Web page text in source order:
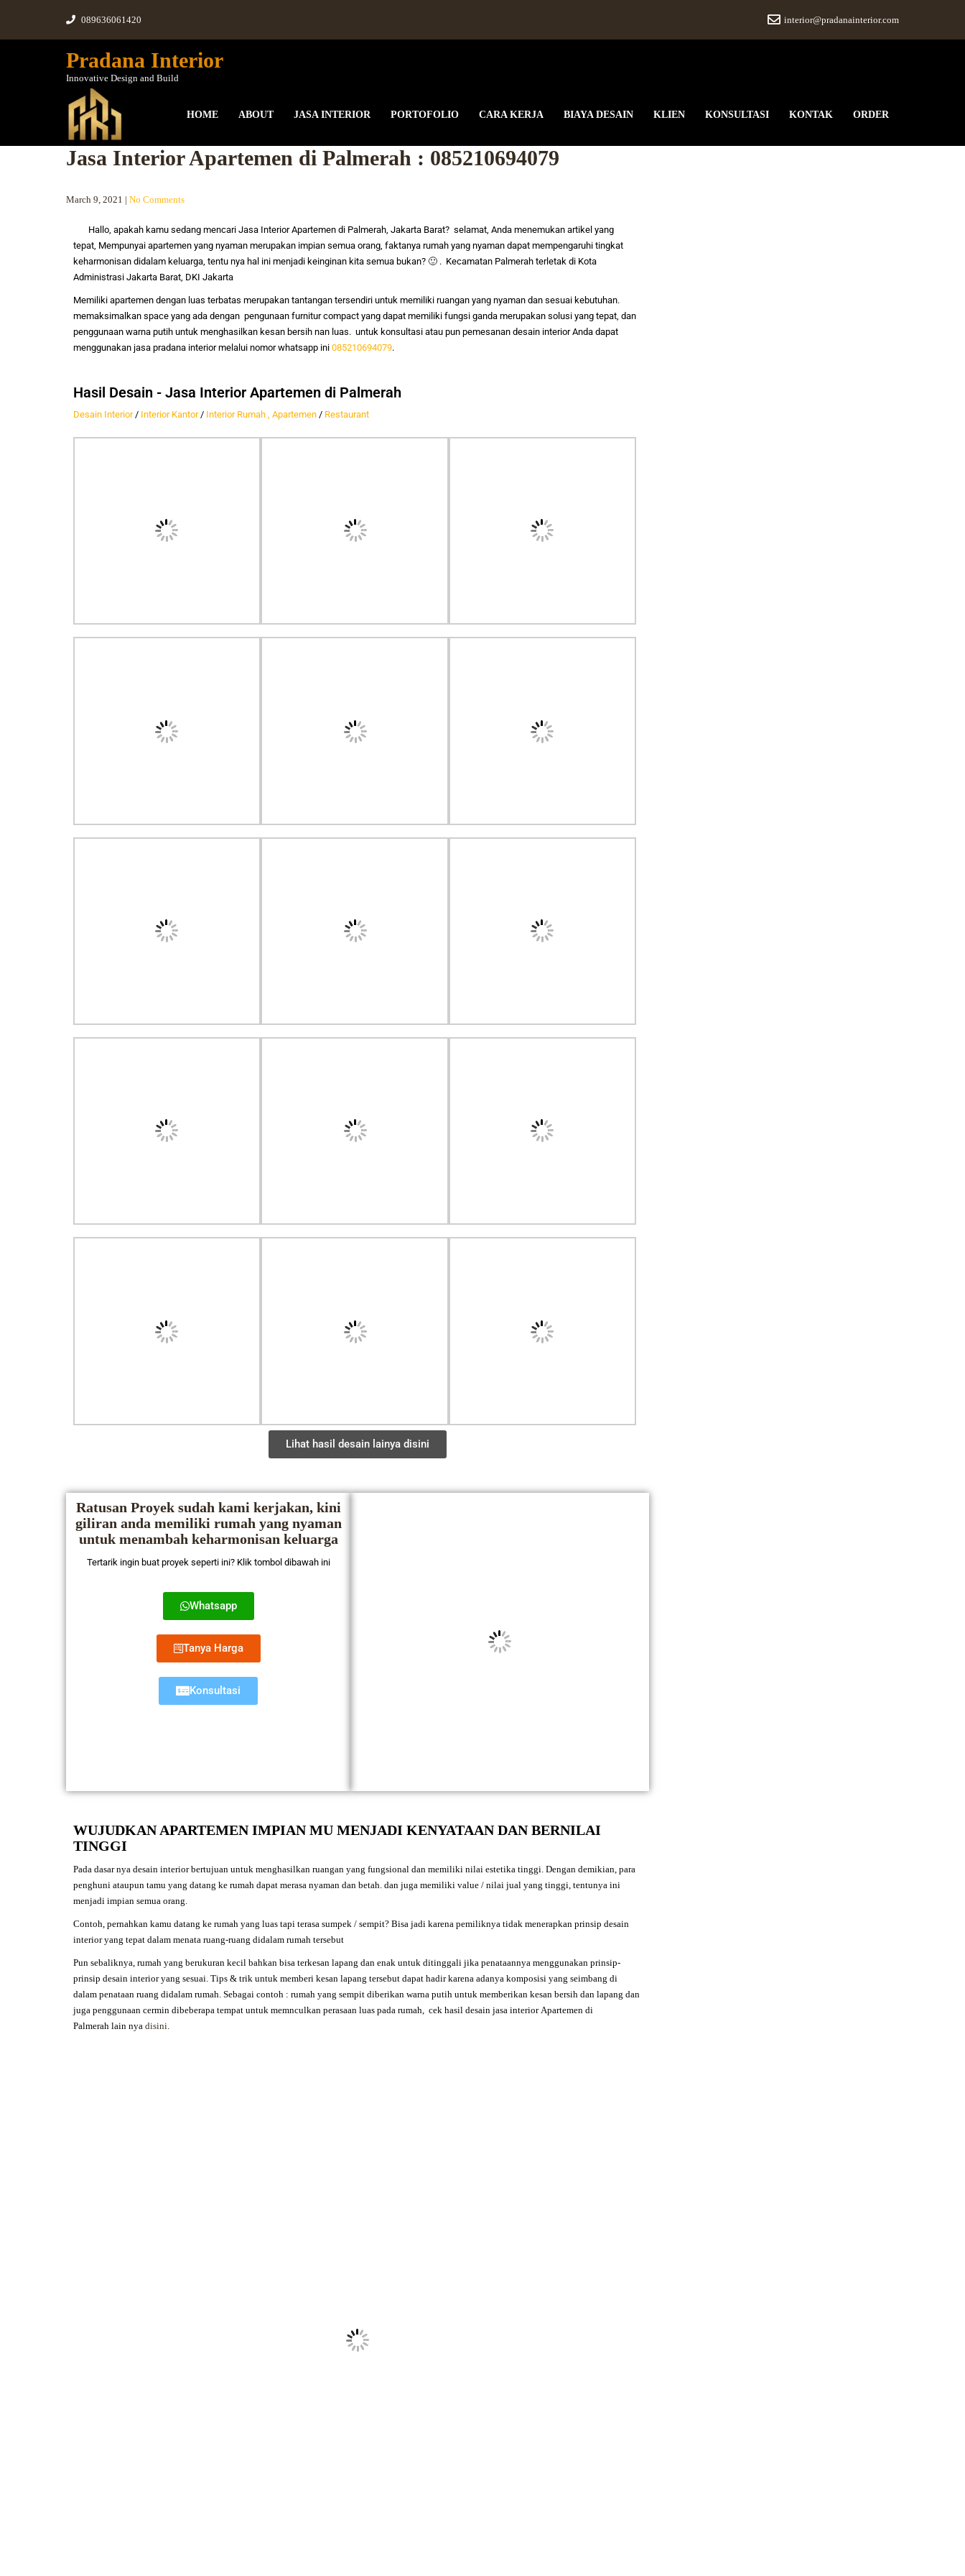
089636061420 interior@pradanainterior.com
Pradana Interior
Innovative Design and Build
HOME ABOUT JASA INTERIOR PORTOFOLIO CARA KERJA BIAYA DESAIN KLIEN KONSULTASI KONTAK ORDER
Jasa Interior Apartemen di Palmerah : 085210694079
March 9, 2021 | No Comments
Hallo, apakah kamu sedang mencari Jasa InteriorApartemen di Palmerah, Jakarta Barat? selamat, Anda menemukan artikel yang
tepat, Mempunyai apartemen yang nyaman merupakan impian semua orang, faktanya rumah yang nyaman dapat mempengaruhi tingkat
keharmonisan didalam keluarga, tentu nya hal ini menjadi keinginan kita semua bukan? 🙂 . Kecamatan Palmerah terletak di Kota
Administrasi Jakarta Barat, DKI Jakarta
Memiliki apartemen dengan luas terbatas merupakan tantangan tersendiri untuk memiliki ruangan yang nyaman dan sesuai kebutuhan.
memaksimalkan space yang ada dengan pengunaan furnitur compact yang dapat memiliki fungsi ganda merupakan solusi yang tepat, dan
penggunaan warna putih untuk menghasilkan kesan bersih nan luas. untuk konsultasi atau pun pemesanan desain interior Anda dapat
menggunakan jasa pradana interior melalui nomor whatsapp ini 085210694079.
Hasil Desain - Jasa Interior Apartemen di Palmerah
Desain Interior/ Interior Kantor/ Interior Rumah , Apartemen / Restaurant
Lihat hasil desain lainya disini
Ratusan Proyek sudah kami kerjakan, kini
giliran anda memiliki rumah yang nyaman
untuk menambah keharmonisan keluarga
Tertarik ingin buat proyek seperti ini? Klik tombol dibawah ini
Whatsapp
Tanya Harga
Konsultasi
WUJUDKAN APARTEMEN IMPIAN MU MENJADI KENYATAAN DAN BERNILAI
TINGGI
Pada dasar nya desain interior bertujuan untuk menghasilkan ruangan yang fungsional dan memiliki nilai estetika tinggi. Dengan demikian, para
penghuni ataupun tamu yang datang ke rumah dapat merasa nyaman dan betah. dan juga memiliki value / nilai jual yang tinggi, tentunya ini
menjadi impian semua orang.
Contoh, pernahkan kamu datang ke rumah yang luas tapi terasa sumpek / sempit? Bisa jadi karena pemiliknya tidak menerapkan prinsip desain
interior yang tepat dalam menata ruang-ruang didalam rumah tersebut
Pun sebaliknya, rumah yang berukuran kecil bahkan bisa terkesan lapang dan enak untuk ditinggali jika penataannya menggunakan prinsip-
prinsip desain interior yang sesuai. Tips & trik untuk memberi kesan lapang tersebut dapat hadir karena adanya komposisi yang seimbang di
dalam penataan ruang didalam rumah. Sebagai contoh : rumah yang sempit diberikan warna putih untuk memberikan kesan bersih dan lapang dan
juga penggunaan cermin dibeberapa tempat untuk memnculkan perasaan luas pada rumah, cek hasil desain jasa interiorApartemen di
Palmerah lain nya disini.